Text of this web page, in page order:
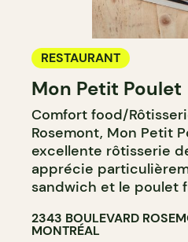
RESTAURANT
Mon Petit Poulet
Comfort food/
Rosemont, Mon Petit
excellente rôtisserie
apprécie
sandwich et le poulet
2343 BOULEVARD
MONTRÉAL